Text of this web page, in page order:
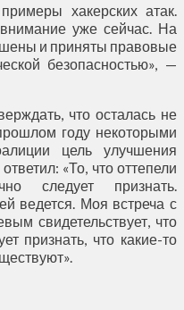
хакерских атак.
уже сейчас. На
и приняты правовые
безопасностью», —
что осталась не
году некоторыми
цель улучшения
«То, что оттепели
следует признать.
ведется. Моя встреча с
свидетельствует, что
признать, что какие-то